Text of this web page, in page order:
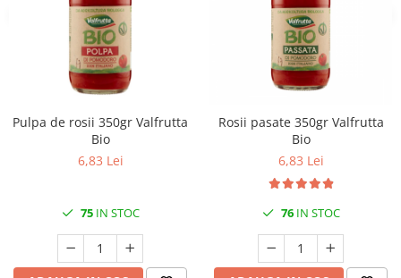
Pulpa de rosii 350gr Valfrutta
Bio
6,83 Lei
75IN STOC
Rosii pasate 350gr Valfrutta
Bio
6,83 Lei
76IN STOC